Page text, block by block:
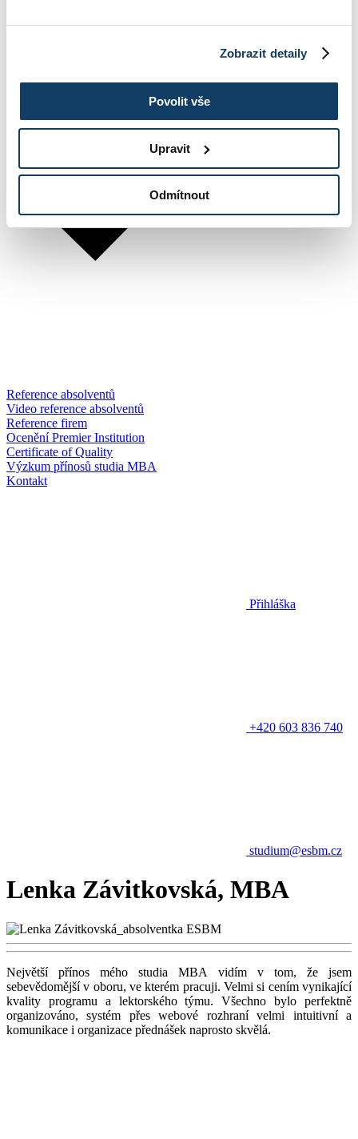
Zobrazit detaily
Povolit vše
Upravit
Odmítnout
Reference absolventů
Video reference absolventů
Reference firem
Ocenění Premier Institution
Certificate of Quality
Výzkum přínosů studia MBA
Kontakt
Přihláška
+420 603 836 740
studium@esbm.cz
Lenka Závitkovská, MBA
Největší přínos mého studia MBA vidím v tom, že jsem
sebevědomější v oboru, ve kterém pracuji. Velmi si cením vynikající
kvality programu a lektorského týmu. Všechno bylo perfektně
organizováno, systém přes webové rozhraní velmi intuitivní a
komunikace i organizace přednášek naprosto skvělá.